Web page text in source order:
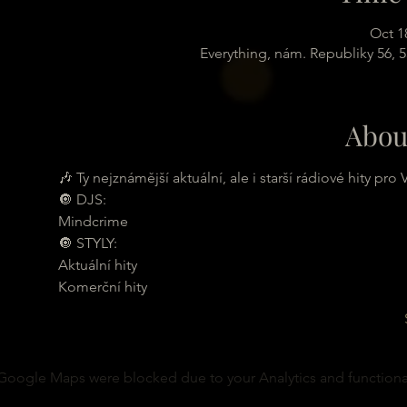
Oct
Everything, nám. Republiky 56,
🎶 Ty nejznámější aktuální, ale i starší rádiové hity pro
🔘 DJS:
Mindcrime
🔘 STYLY:
Aktuální hity
Komerční hity
Maps were blocked due to your Analytics and